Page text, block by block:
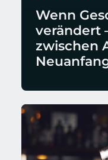
Wenn
verändert
zwischen